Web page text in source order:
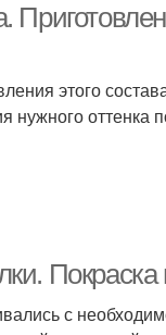
этого
оттенка
Покраска
с